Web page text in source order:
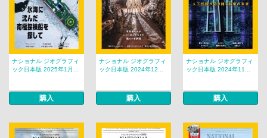
ナショナル ジオグラフィ
ック日本版 2025年1月...
購入
ナショナル ジオグラフィ
ック日本版 2024年12...
購入
ナショナル ジオグラフィ
ック日本版 2024年11...
購入